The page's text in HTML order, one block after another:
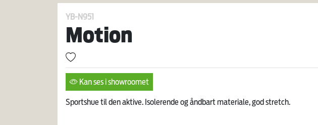
YB-N951
Motion
Kan ses i showroomet
Sportshue til den aktive. Isolerende og åndbart materiale, god stretch.